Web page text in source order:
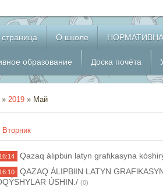
О школе
образование Доска почёта
» 2019 » Май
16:14 Qazaq álipbɩin latyn grafɩkasyna
16:10
QAZAQ ÁLIPBƖIN LATYN
ÚSHIN./ (0)